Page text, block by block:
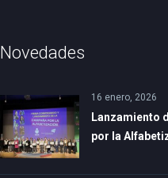
Novedades
16 enero, 2026
Lanzamiento
por la